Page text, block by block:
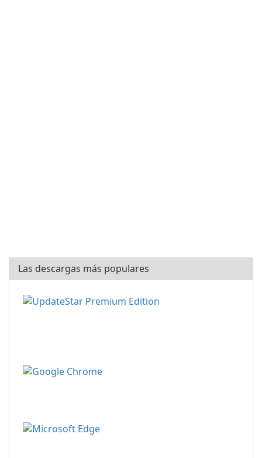
Las descargas más populares